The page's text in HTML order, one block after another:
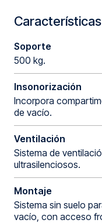
Características
Soporte
500 kg.
Insonorización
Incorpora
de vacío.
Ventilación
Sistema de
ultrasilenciosos.
Montaje
Sistema sin suelo
vacío, con acceso